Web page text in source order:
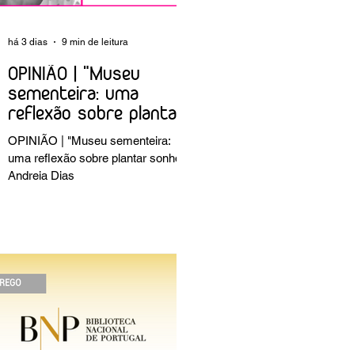
OPINIÃO | "Museu
sementeira: uma
reflexão sobre plantar
sonhos" Andreia Dias
OPINIÃO | "Museu sementeira:
uma reflexão sobre plantar sonhos"
Andreia Dias
há 3 dias 9 min de leitura